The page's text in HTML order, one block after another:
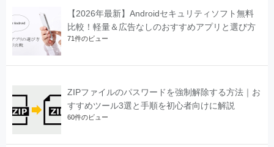
【2026年最新】Androidセキュリティソフト無料
比較！軽量＆広告なしのおすすめアプリと選び方
71件のビュー
ZIPファイルのパスワードを強制解除する方法｜お
すすめツール3選と手順を初心者向けに解説
60件のビュー